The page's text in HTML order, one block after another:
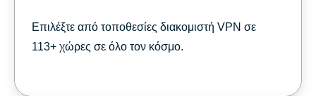
Επιλέξτε από τοποθεσίες διακομιστή VPN σε
113+ χώρες σε όλο τον κόσμο.